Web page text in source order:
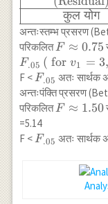
& \text{S.S.} &
\text{df} &
\text{M.S.S.}
\text{(F)} \\
\hline & & &
} & 6 & 3 & 2 &
\\
\text{(Between
& F \approx
कुल योग
अन्तःस्तम्भ प्रसरण
परिकलितF
\approx
0.75
F ≈ 0.75
F_{.05}
\left(\text {
for } v_1=3,
v_2=6\right)
F .05 ( forv1 = 3,
F <F_{.05}
F .05 अतः सार्थक
अन्तःपंक्ति प्रसरण
परिकलितF
1.50
F ≈ 1.50
=5.14
F <F_{.05}
F .05 अतः सार्थक